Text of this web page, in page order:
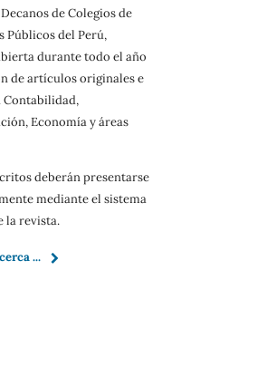
de Colegios de
Públicos del Perú,
durante todo el año
de artículos originales e
Contabilidad,
Economía y áreas
deberán presentarse
mediante el sistema
la revista.
...